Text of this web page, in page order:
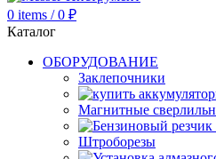
0 items / 0 ₽
Каталог
ОБОРУДОВАНИЕ
Заклепочники
Магнитные
Штроборезы